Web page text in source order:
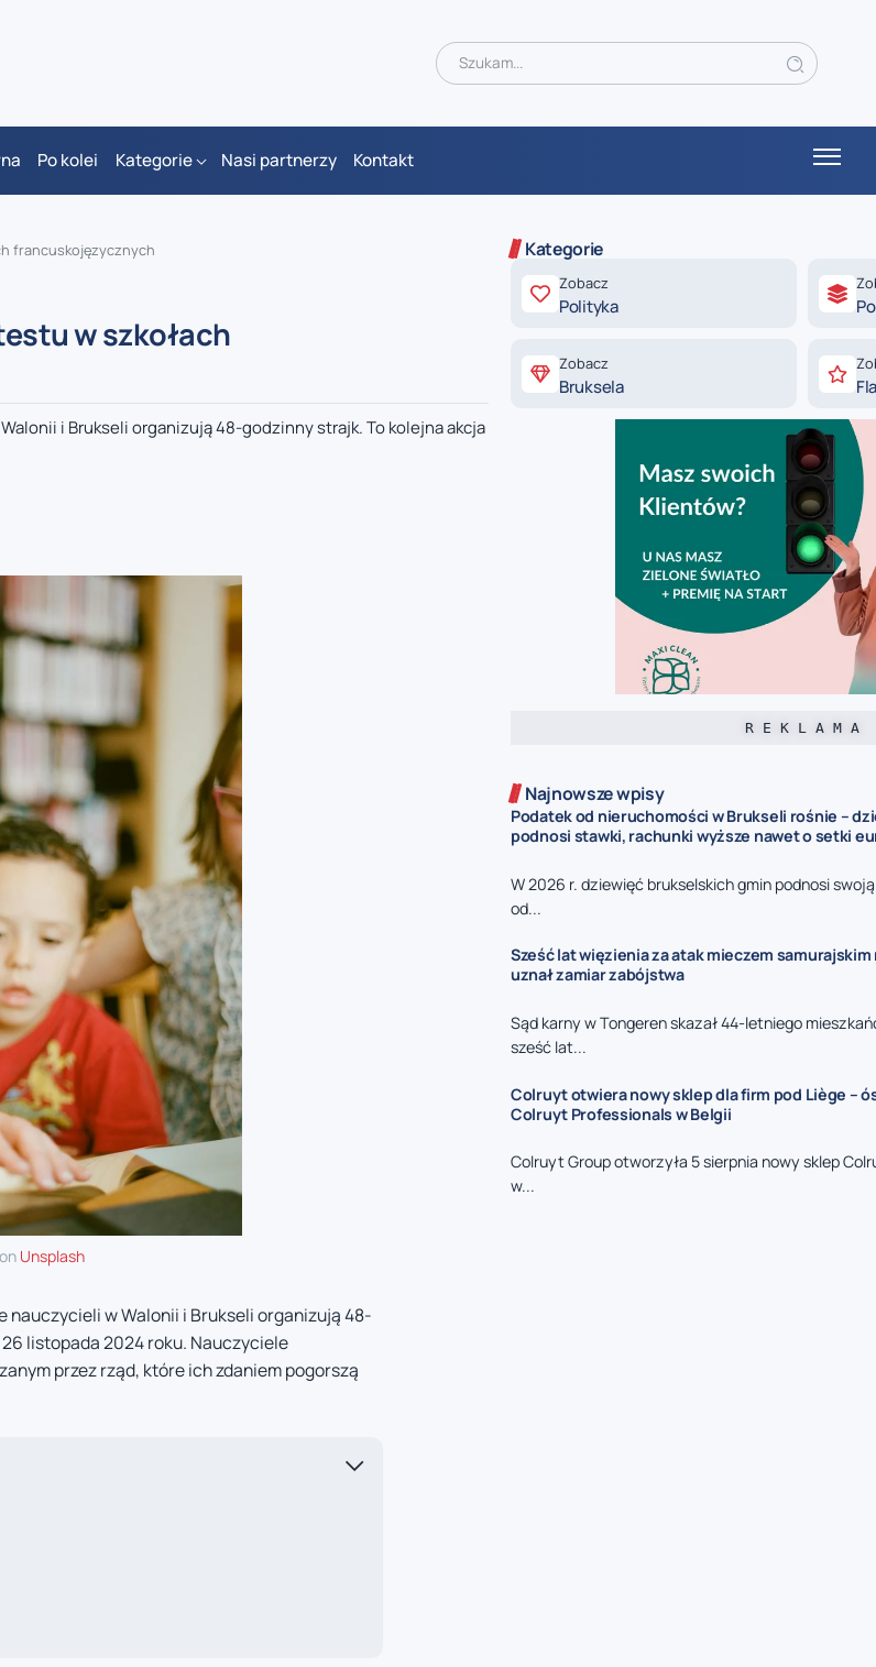
Po kolei Kategorie Nasi partnerzy Kontakt
francuskojęzycznych
w szkołach
i Brukseli organizują 48-godzinny strajk. To kolejna akcja
Unsplash
nauczycieli w Walonii i Brukseli organizują 48-
listopada 2024 roku. Nauczyciele
przez rząd, które ich zdaniem pogorszą
Kategorie
Zobacz
Polityka
Zobacz
Bruksela
R E K L A M A
Najnowsze wpisy
Podatek od nieruchomości w Brukseli rośnie –
podnosi stawki, rachunki wyższe nawet o setki
W 2026 r. dziewięć brukselskich gmin podnosi
od...
Sześć lat więzienia za atak mieczem samurajskim
uznał zamiar zabójstwa
Sąd karny w Tongeren skazał 44-letniego
sześć lat...
Colruyt otwiera nowy sklep dla firm pod Liège –
Colruyt Professionals w Belgii
Colruyt Group otworzyła 5 sierpnia nowy sklep
w...